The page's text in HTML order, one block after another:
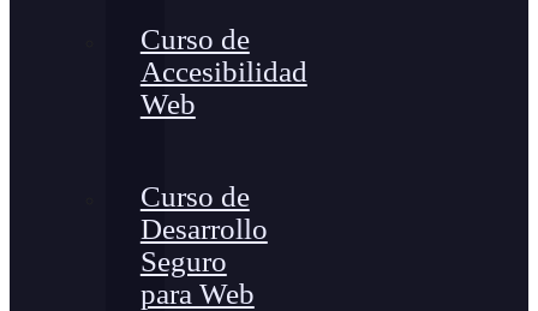
Curso de
Accesibilidad
Web
Curso de
Desarrollo
Seguro
para Web